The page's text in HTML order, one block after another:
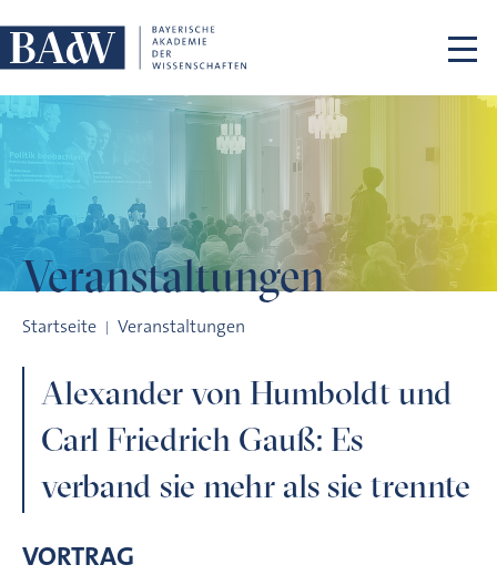
Veranstaltungen
Startseite Veranstaltungen
Alexander von Humboldt und
Carl Friedrich Gauß: Es
verband sie mehr als sie trennte
VORTRAG